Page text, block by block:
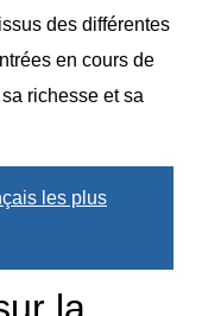
des différentes
en cours de
richesse et sa
les plus